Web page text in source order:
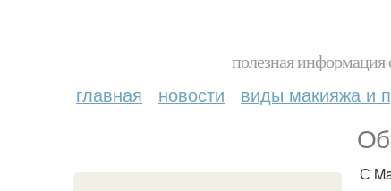
полезная информация
главная новости виды макияжа и
С